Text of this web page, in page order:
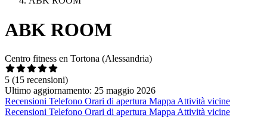
ABK ROOM
Centro fitness en Tortona (Alessandria)
5 (15 recensioni)
Ultimo aggiornamento: 25 maggio 2026
Recensioni Telefono Orari di apertura Mappa Attività vicine
Recensioni Telefono Orari di apertura Mappa Attività vicine